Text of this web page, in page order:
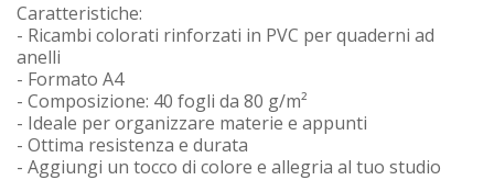
Caratteristiche:
- Ricambi colorati rinforzati in PVC per quaderni ad
anelli
- Formato A4
- Composizione: 40 fogli da 80 g/m²
- Ideale per organizzare materie e appunti
- Ottima resistenza e durata
- Aggiungi un tocco di colore e allegria al tuo studio